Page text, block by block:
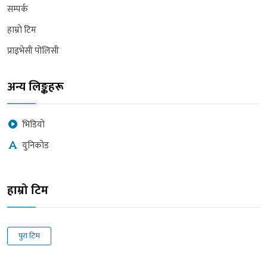
सम्पर्क
हाम्रो टिम
प्राइभेसी पोलिसी
अन्य लिङ्कहरू
भिडियो
युनिकोड
हाम्रो टिम
पुरा टिम